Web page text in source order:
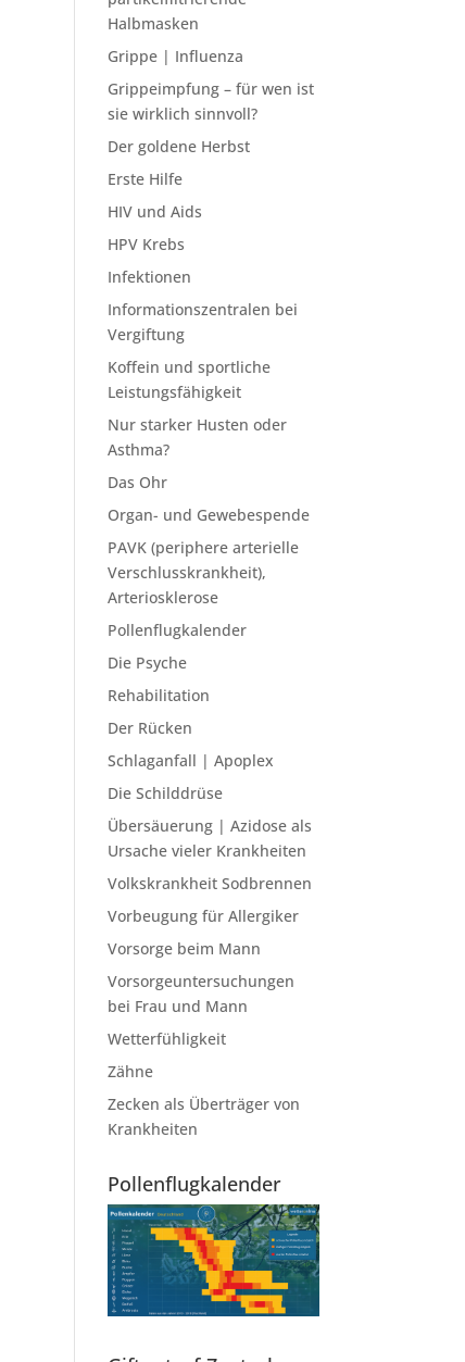
Halbmasken
Grippe | Influenza
Grippeimpfung – für wen ist
sie wirklich sinnvoll?
Der goldene Herbst
Erste Hilfe
HIV und Aids
HPV Krebs
Infektionen
Informationszentralen bei
Vergiftung
Koffein und sportliche
Leistungsfähigkeit
Nur starker Husten oder
Asthma?
Das Ohr
Organ- und Gewebespende
PAVK (periphere arterielle
Verschlusskrankheit),
Arteriosklerose
Pollenflugkalender
Die Psyche
Rehabilitation
Der Rücken
Schlaganfall | Apoplex
Die Schilddrüse
Übersäuerung | Azidose als
Ursache vieler Krankheiten
Volkskrankheit Sodbrennen
Vorbeugung für Allergiker
Vorsorge beim Mann
Vorsorgeuntersuchungen
bei Frau und Mann
Wetterfühligkeit
Zähne
Zecken als Überträger von
Krankheiten
Pollenflugkalender